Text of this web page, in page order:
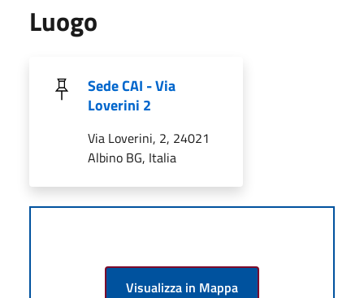
Luogo
Sede CAI - Via
Loverini 2
Via Loverini, 2, 24021
Albino BG, Italia
Visualizza in Mappa